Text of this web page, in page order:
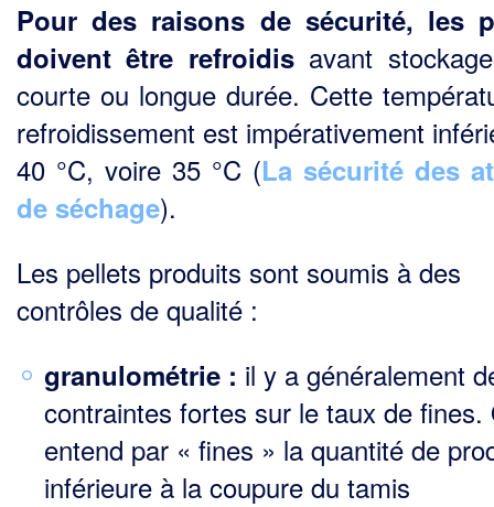
Pour des raisons de sécurité, les
doivent être refroidisavant
courte ou longue durée. Cette
refroidissement est impérativement
40 °C, voire 35 °C (La sécurité des
de séchage).
Les pellets produits sont soumis à des
contrôles de qualité :
granulométrie : il y a généralement
contraintes fortes sur le taux de fines.
entend par « fines » la quantité de
inférieure à la coupure du tamis